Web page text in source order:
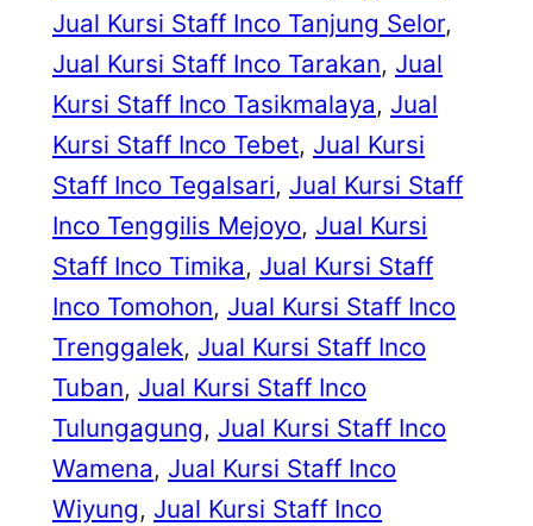
Jual Kursi Staff Inco Tanjung Selor
Jual Kursi Staff Inco Tarakan, Jual
Kursi Staff Inco Tasikmalaya, Jual
Kursi Staff Inco Tebet, Jual Kursi
Staff Inco Tegalsari, Jual Kursi Staff
Inco Tenggilis Mejoyo, Jual Kursi
Staff Inco Timika, Jual Kursi Staff
Inco Tomohon, Jual Kursi Staff Inco
Trenggalek, Jual Kursi Staff Inco
Tuban, Jual Kursi Staff Inco
Tulungagung, Jual Kursi Staff Inco
Wamena, Jual Kursi Staff Inco
Wiyung, Jual Kursi Staff Inco